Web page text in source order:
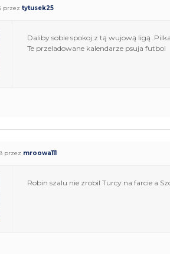
przez tytusek25
Daliby sobie spokoj z tą wujową ligą
Te przeladowane kalendarze psuja futbol
przez mroowa111
Robin szalu nie zrobil Turcy na farcie a